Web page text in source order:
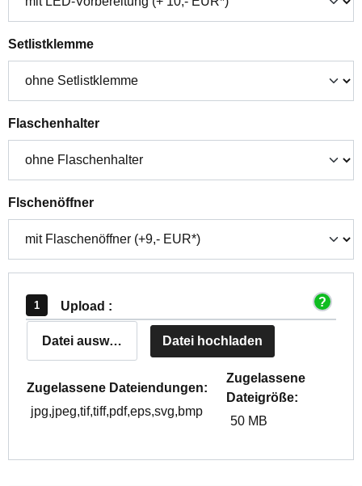
Setlistklemmeauswählen
Flaschenhalterauswählen
Flschenöffnerauswählen
Upload :
Datei auswählen Datei hochladen
Zugelassene Dateiendungen:
jpg,jpeg,tif,tiff,pdf,eps,svg,bmp
Zugelassene
Dateigröße:
50 MB